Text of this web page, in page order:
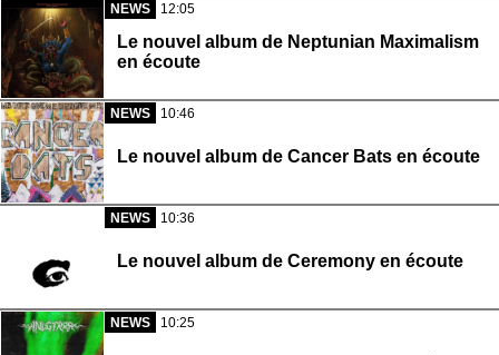
NEWS 12:05
Le nouvel album de Neptunian Maximalism
en écoute
NEWS 10:46
Le nouvel album de Cancer Bats en écoute
NEWS 10:36
Le nouvel album de Ceremony en écoute
NEWS 10:25